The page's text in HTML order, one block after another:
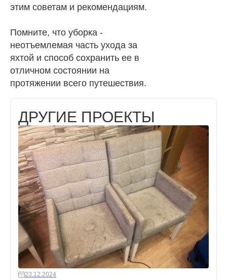
этим советам и рекомендациям.
Помните, что уборка -
неотъемлемая часть ухода за
яхтой и способ сохранить ее в
отличном состоянии на
протяжении всего путешествия.
ДРУГИЕ ПРОЕКТЫ
23.12.2024